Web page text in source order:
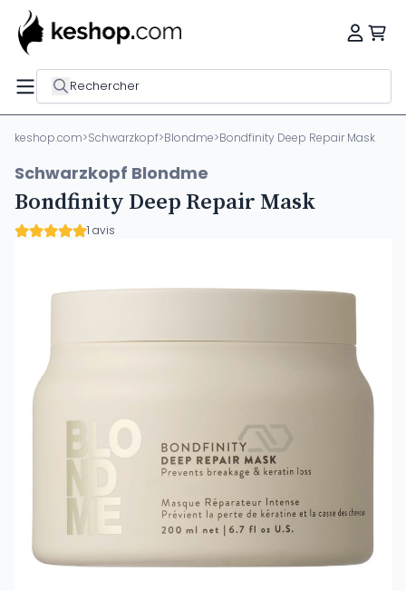
Rechercher
keshop.com>Schwarzkopf>Blondme>Bondfinity Deep Repair Mask
Schwarzkopf Blondme
Bondfinity Deep Repair Mask
1 avis